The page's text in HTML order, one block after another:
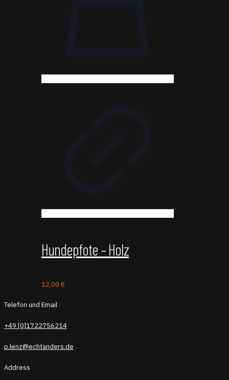
Hundepfote – Holz
12,00 €
Telefon und Email
+49 [0]1722756214
p.lenz@echtanders.de
Address